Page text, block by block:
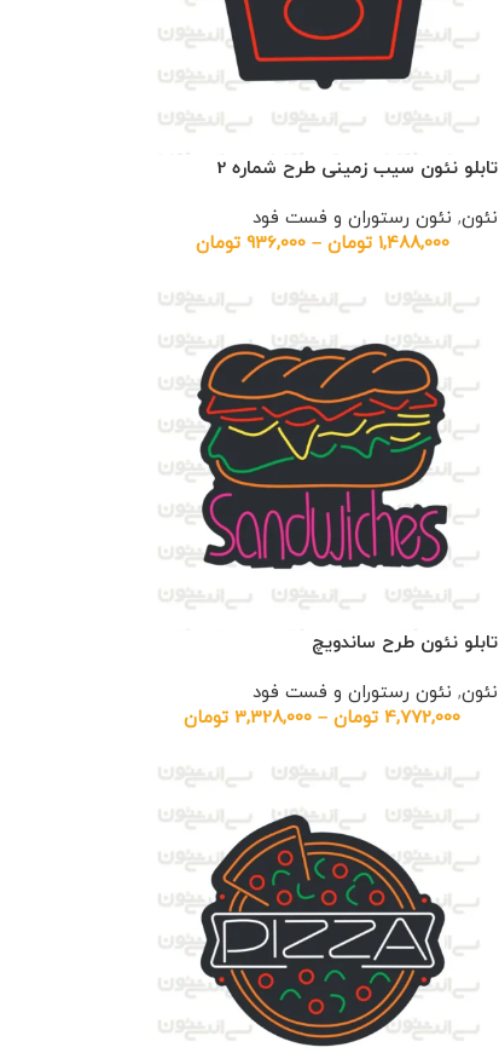
تابلو نئون سیب زمینی طرح شماره 2
نئون, نئون رستوران و فست فود
1,488,000 تومان –
936,000 تومان
تابلو نئون طرح ساندویچ
نئون, نئون رستوران و فست فود
4,772,000 تومان –
3,328,000 تومان